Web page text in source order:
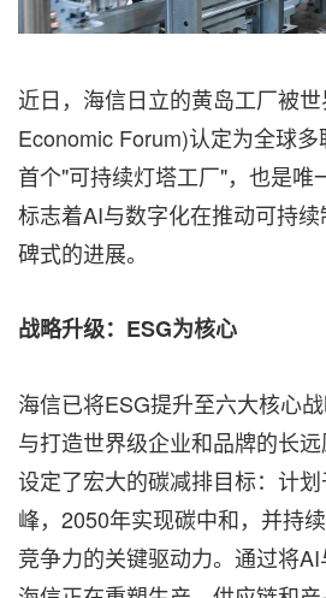
近日，海信日立的黄岛工厂被
Economic Forum)认定为全球
首个"可持续灯塔工厂"，也是唯
标志着AI与数字化在推动可持
碑式的进展。
战略升级： ESG为核心
海信已将ESG提升至六大核心
与打造世界级企业和品牌的长
设定了宏大的碳减排目标：计
峰，2050年实现碳中和，并持
竞争力的关键驱动力。通过将AI